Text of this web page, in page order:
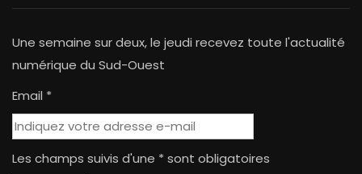
Une semaine sur deux, le jeudi recevez toute l'actualité
numérique du Sud-Ouest
Email *
Les champs suivis d'une * sont obligatoires